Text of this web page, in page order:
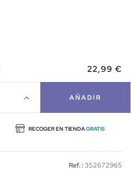
22,99 €
AÑADIR
RECOGER EN TIENDAGRATIS
Ref. : 352672965